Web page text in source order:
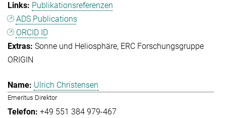
Publikationsreferenzen
ADS Publications
ORCID ID
Sonne und Heliosphäre ERC Forschungsgruppe
ORIGIN
Ulrich Christensen
Emeritus Direktor
+49 551 384 979-467